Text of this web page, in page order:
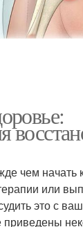
чем начать
или
это с